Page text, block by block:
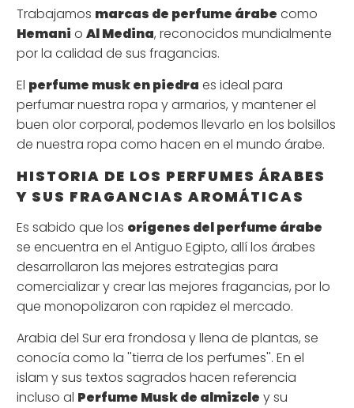
Trabajamos marcas de perfume árabe como
Hemani oAl Medina, reconocidos mundialmente
por la calidad de sus fragancias.
El perfume musk en piedra es ideal para
perfumar nuestra ropa y armarios, y mantener el
buen olor corporal, podemos llevarlo en los bolsillos
de nuestra ropa como hacen en el mundo árabe.
HISTORIA DE LOS PERFUMES ÁRABES
Y SUS FRAGANCIAS AROMÁTICAS
Es sabido que los orígenes del perfume árabe
se encuentra en el Antiguo Egipto, allí los árabes
desarrollaron las mejores estrategias para
comercializar y crear las mejores fragancias, por lo
que monopolizaron con rapidez el mercado.
Arabia del Sur era frondosa y llena de plantas, se
conocía como la ''tierra de los perfumes''. En el
islam y sus textos sagrados hacen referencia
incluso al Perfume Musk de almizcle y su